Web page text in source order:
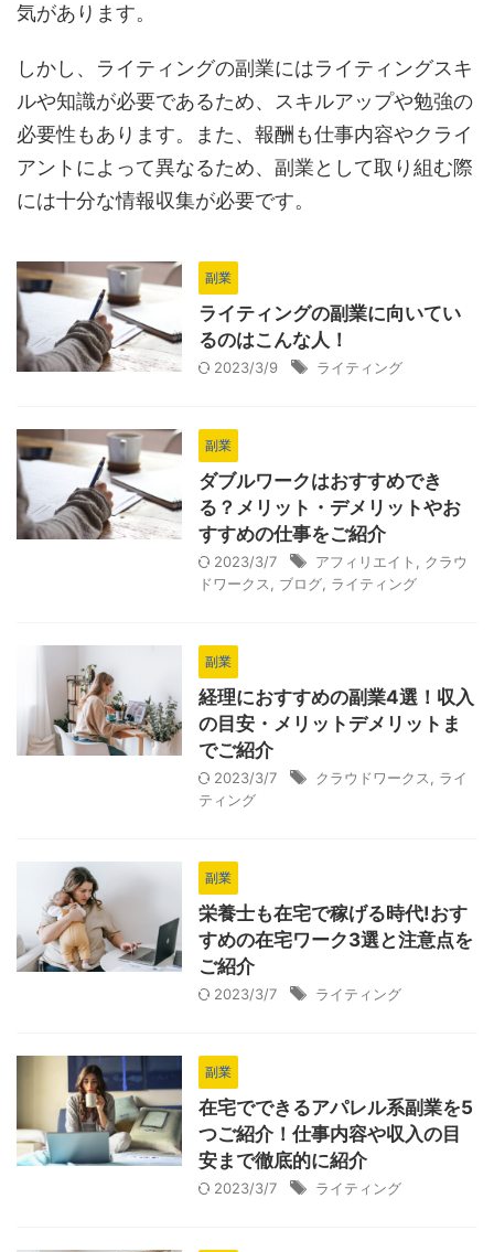
気があります。
しかし、ライティングの副業にはライティングスキ
ルや知識が必要であるため、スキルアップや勉強の
必要性もあります。また、報酬も仕事内容やクライ
アントによって異なるため、副業として取り組む際
には十分な情報収集が必要です。
副業
ライティングの副業に向いてい
るのはこんな人！
2023/3/9 ライティング
副業
ダブルワークはおすすめでき
る？メリット・デメリットやお
すすめの仕事をご紹介
2023/3/7 アフィリエイト
クラウ
ドワークス
ブログ ライティング
副業
経理におすすめの副業4選！収入
の目安・メリットデメリットま
でご紹介
2023/3/7 クラウドワークス
ライ
ティング
副業
栄養士も在宅で稼げる時代!おす
すめの在宅ワーク3選と注意点を
ご紹介
2023/3/7 ライティング
副業
在宅でできるアパレル系副業を5
つご紹介！仕事内容や収入の目
安まで徹底的に紹介
2023/3/7 ライティング